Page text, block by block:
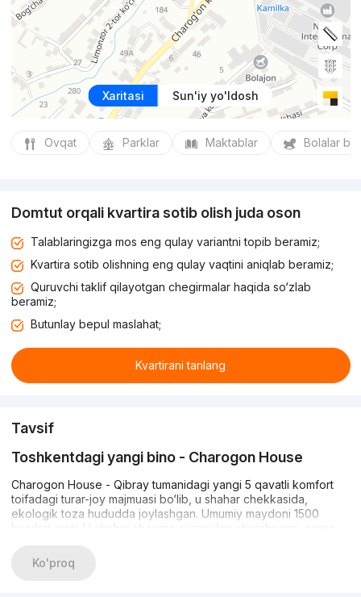
Xaritasi Sun'iy yo'ldosh
Ovqat Parklar Maktablar Bolalar
Domtut orqali kvartira sotib olish juda oson
Talablaringizga mos eng qulay variantni topib beramiz;
Kvartira sotib olishning eng qulay vaqtini aniqlab beramiz;
Quruvchi taklif qilayotgan chegirmalar haqida so‘zlab
beramiz;
Butunlay bepul maslahat;
Kvartirani tanlang
Tavsif
Toshkentdagi yangi bino - Charogon House
Charogon House - Qibray tumanidagi yangi 5 qavatli komfort
toifadagi turar-joy majmuasi bo‘lib, u shahar chekkasida,
ekologik toza hududda joylashgan. Umumiy maydoni 1500
kvadrat metr. U shahar shovqin-suronidan charchagan, ammo
izlayotganlar uchun yaratilgan.
Ko'proq